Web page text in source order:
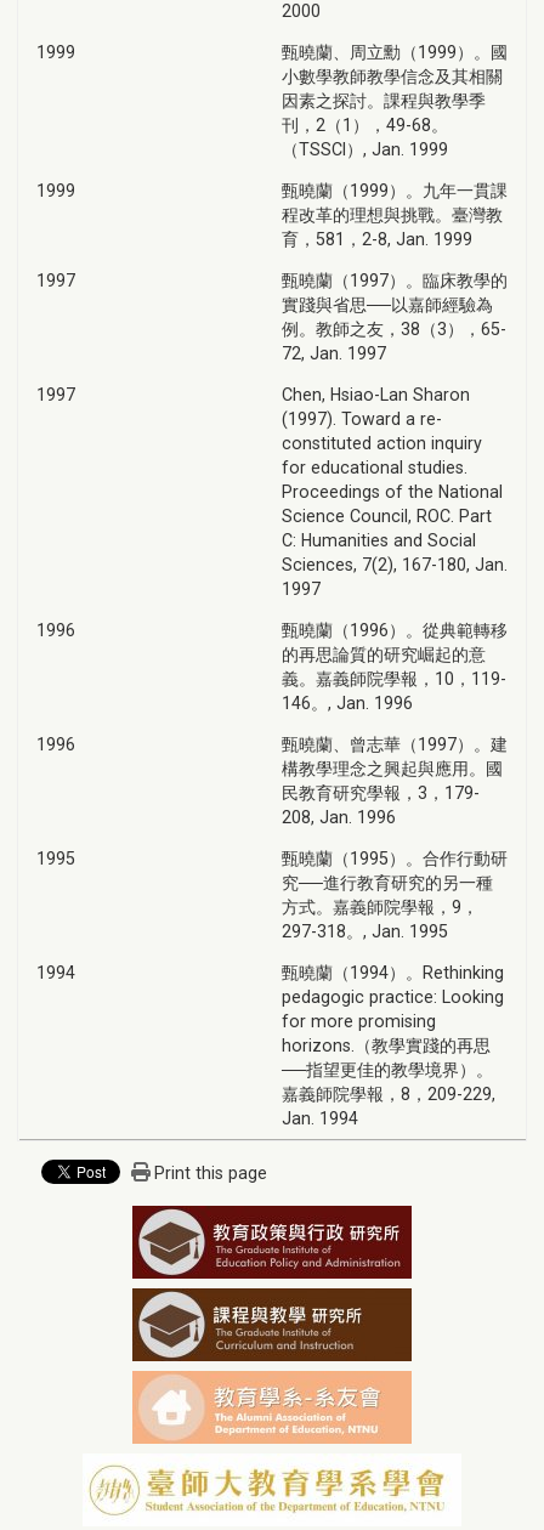
2000
1999
甄曉蘭、周立勳（1999）。國
小數學教師教學信念及其相關
因素之探討。課程與教學季
刊，2（1），49-68。
（TSSCI）, Jan. 1999
1999
甄曉蘭（1999）。九年一貫課
程改革的理想與挑戰。臺灣教
育，581，2-8, Jan. 1999
1997
甄曉蘭（1997）。臨床教學的
實踐與省思──以嘉師經驗為
例。教師之友，38（3），65-
72, Jan. 1997
1997
Chen, Hsiao-Lan Sharon
(1997). Toward a re-
constituted action inquiry
for educational studies.
Proceedings of the National
Science Council, ROC. Part
C: Humanities and Social
Sciences, 7(2), 167-180, Jan.
1997
1996
甄曉蘭（1996）。從典範轉移
的再思論質的研究崛起的意
義。嘉義師院學報，10，119-
146。, Jan. 1996
1996
甄曉蘭、曾志華（1997）。建
構教學理念之興起與應用。國
民教育研究學報，3，179-
208, Jan. 1996
1995
甄曉蘭（1995）。合作行動研
究──進行教育研究的另一種
方式。嘉義師院學報，9，
297-318。, Jan. 1995
1994
甄曉蘭（1994）。Rethinking
pedagogic practice: Looking
for more promising
horizons.（教學實踐的再思
──指望更佳的教學境界）。
嘉義師院學報，8，209-229,
Jan. 1994
Print this page